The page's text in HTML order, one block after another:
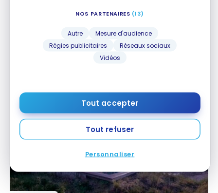
NOS PARTENAIRES (13)
Autre
Mesure d'audience
Régies publicitaires
Réseaux sociaux
Vidéos
Tout accepter
Tout refuser
Personnaliser
22 mars 2024